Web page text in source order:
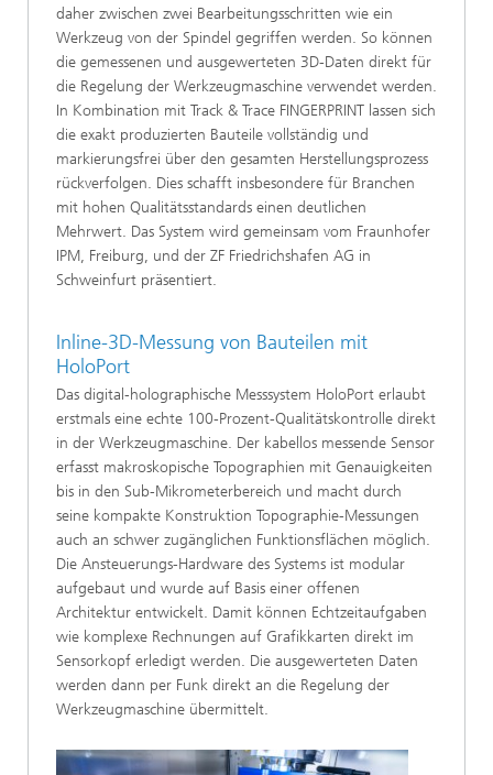
daher zwischen zwei Bearbeitungsschritten wie ein
Werkzeug von der Spindel gegriffen werden. So können
die gemessenen und ausgewerteten 3D-Daten direkt für
die Regelung der Werkzeugmaschine verwendet werden.
In Kombination mit Track & Trace FINGERPRINT lassen sich
die exakt produzierten Bauteile vollständig und
markierungsfrei über den gesamten Herstellungsprozess
rückverfolgen. Dies schafft insbesondere für Branchen
mit hohen Qualitätsstandards einen deutlichen
Mehrwert. Das System wird gemeinsam vom Fraunhofer
IPM, Freiburg, und der ZF Friedrichshafen AG in
Schweinfurt präsentiert.
Inline-3D-Messung von Bauteilen mit
HoloPort
Das digital-holographische Messsystem HoloPort erlaubt
erstmals eine echte 100-Prozent-Qualitätskontrolle direkt
in der Werkzeugmaschine. Der kabellos messende Sensor
erfasst makroskopische Topographien mit Genauigkeiten
bis in den Sub-Mikrometerbereich und macht durch
seine kompakte Konstruktion Topographie-Messungen
auch an schwer zugänglichen Funktionsflächen möglich.
Die Ansteuerungs-Hardware des Systems ist modular
aufgebaut und wurde auf Basis einer offenen
Architektur entwickelt. Damit können Echtzeitaufgaben
wie komplexe Rechnungen auf Grafikkarten direkt im
Sensorkopf erledigt werden. Die ausgewerteten Daten
werden dann per Funk direkt an die Regelung der
Werkzeugmaschine übermittelt.